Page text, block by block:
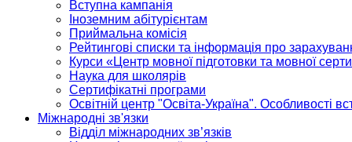
Вступна кампанія
Іноземним абітурієнтам
Приймальна комісія
Рейтингові списки та інформація про
Курси «Центр мовної підготовки та мовної
Наука для школярів
Сертифікатні програми
Освітній центр "Освіта-Україна". Особливості
Міжнародні зв'язки
Відділ міжнародних зв’язків